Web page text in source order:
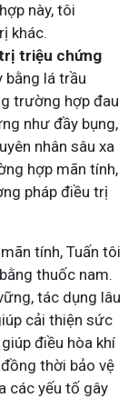
này, tôi
khác.
triệu chứng
bằng lá trầu
trường hợp đau
như đầy bụng,
nhân sâu xa
hợp mãn tính,
pháp điều trị
tính, Tuấn tôi
thuốc nam.
tác dụng lâu
cải thiện sức
điều hòa khí
thời bảo vệ
các yếu tố gây